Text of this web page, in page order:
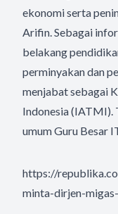
ekonomi serta
Arifin. Sebagai
belakang
perminyakan dan
menjabat sebagai
Indonesia (IATMI).
umum Guru Besar
https://
minta-dirjen-